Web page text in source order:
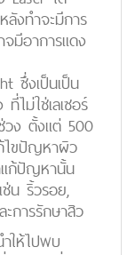
งทำจะมีการ
มีอาการแดง
ซึ่งเป็นเป็น
ไม่ใช่เลเซอร์
วง ตั้งแต่ 500
ไขปัญหาผิว
แก้ปัญหานั้น
ช่น ริ้วรอย,
การรักษาสิว
ให้ไปพบ